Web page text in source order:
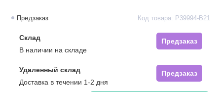
Предзаказ Код товара: P39994-B21
Склад
Предзаказ
В наличии на складе
Удаленный склад
Предзаказ
Доставка в течении 1-2 дня